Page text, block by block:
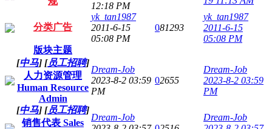
12:18 PM
分类广告
yk_tan1987
2011-6-15
05:08 PM
081293
yk_tan1987
2011-6-15
05:08 PM
版块主题
[中马] [员工招聘]
人力资源管理
Human Resource
Admin
Dream-Job
2023-8-2 03:59
PM
02655
Dream-Job
2023-8-2 03:59
PM
[中马] [员工招聘]
销售代表 Sales
Dream-Job
Dream-Job